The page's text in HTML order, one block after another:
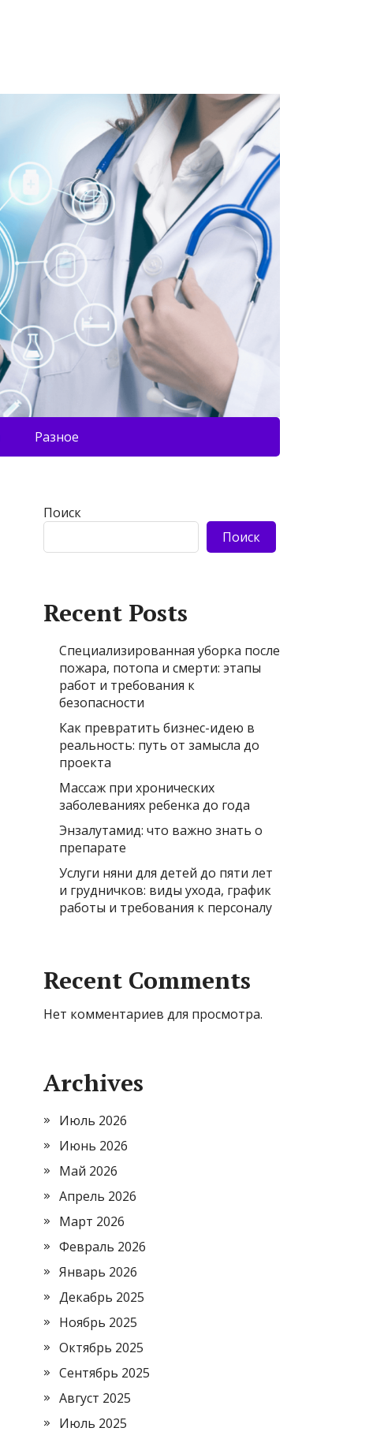
Разное
Поиск
Поиск
Recent Posts
Специализированная уборка после
пожара, потопа и смерти: этапы
работ и требования к
безопасности
Как превратить бизнес-идею в
реальность: путь от замысла до
проекта
Массаж при хронических
заболеваниях ребенка до года
Энзалутамид: что важно знать о
препарате
Услуги няни для детей до пяти лет
и грудничков: виды ухода, график
работы и требования к персоналу
Recent Comments
Нет комментариев для просмотра.
Archives
Июль 2026
Июнь 2026
Май 2026
Апрель 2026
Март 2026
Февраль 2026
Январь 2026
Декабрь 2025
Ноябрь 2025
Октябрь 2025
Сентябрь 2025
Август 2025
Июль 2025